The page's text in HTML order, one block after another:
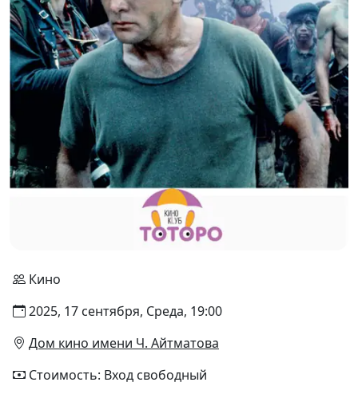
Кино
2025, 17 сентября, Среда, 19:00
Дом кино имени Ч. Айтматова
Стоимость: Вход свободный